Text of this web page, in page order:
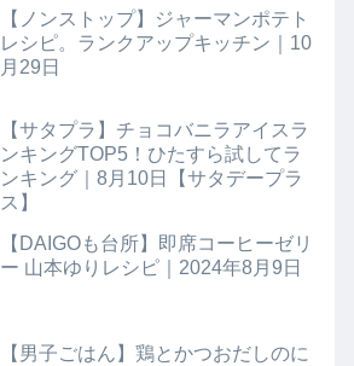
【ノンストップ】ジャーマンポテト
レシピ。ランクアップキッチン｜10
月29日
【サタプラ】チョコバニラアイスラ
ンキングTOP5！ひたすら試してラ
ンキング｜8月10日【サタデープラ
ス】
【DAIGOも台所】即席コーヒーゼリ
ー 山本ゆりレシピ｜2024年8月9日
【男子ごはん】鶏とかつおだしのに